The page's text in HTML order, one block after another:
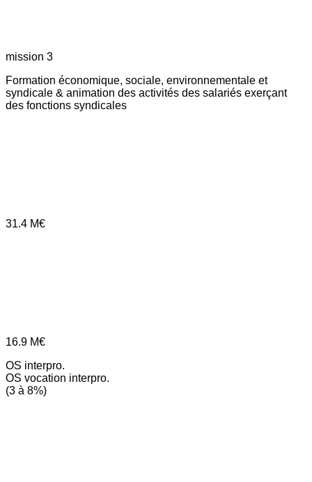
mission 3
Formation économique, sociale, environnementale et
syndicale & animation des activités des salariés exerçant
des fonctions syndicales
31.4 M€
16.9 M€
OS interpro.
OS vocation interpro.
(3 à 8%)